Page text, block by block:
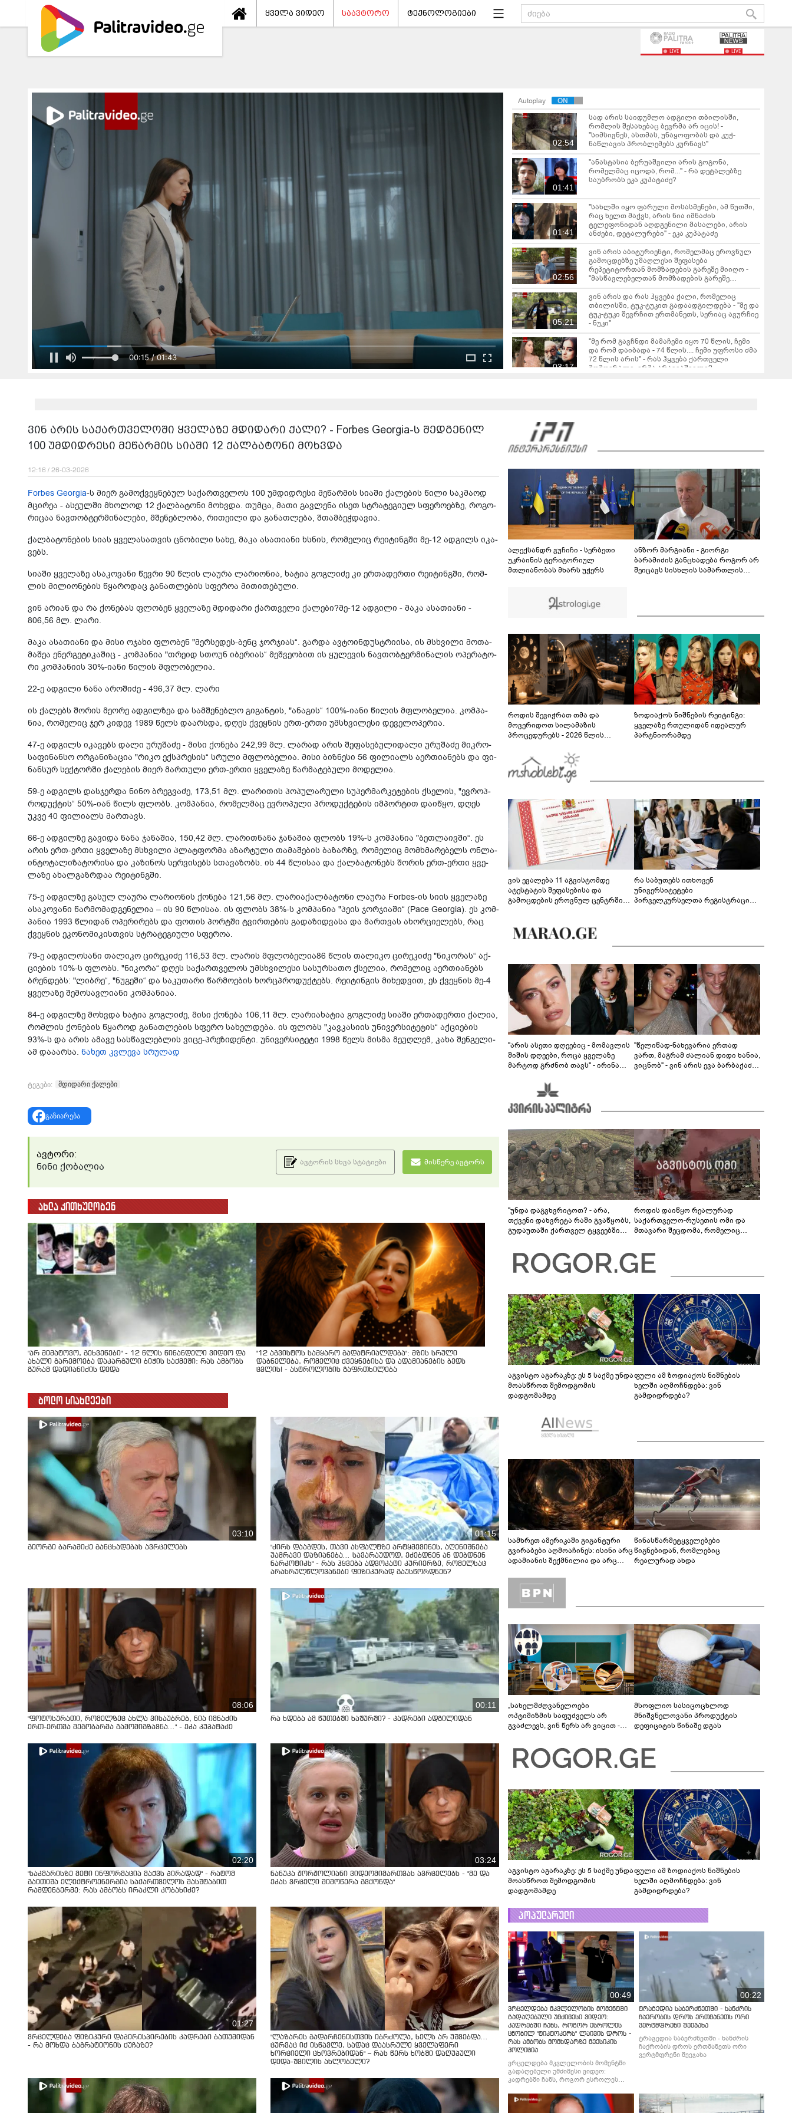
ყველა ვიდეო საავტორო ტექნოლოგიები
LIVE LIVE
00:17 / 01:43
Autoplay
02:54
სად არის საიდუმლო ადგილი თბილისში,
რომლის შესახებაც ბევრმა არ იცის! -
"სიმსივნეს, ასთმას, უნაყოფობას და კუჭ-
ნაწლავის პრობლემებს კურნავს"
01:41
"ანასტასია ბერუაშვილი არის გოგონა,
რომელმაც იცოდა, რომ..." - რა დეტალებზე
საუბრობს ეკა კუპატაძე?
01:41
"სახლში იყო ფარული მოსასმენები, ამ წუთში,
რაც ხელთ მაქვს, არის ნია იმნაძის
ტელეფონიდან აღდგენილი მასალები, არის
ანძები, დეტალურები" - ეკა კუპატაძე
02:56
ვინ არის აბიტურიენტი, რომელმაც ეროვნულ
გამოცდებზე უმაღლესი შეფასება
რეპეტიტორთან მომზადების გარეშე მიიღო -
"მასწავლებელთან მომზადების გარეშე
მაღალი ქულების მიღება შესაძლებელია, თუ..."
05:21
ვინ არის და რას ჰყვება ქალი, რომელიც
თბილისში, ტუკ-ტუკით გადაადგილდება - "მე და
ტუკ-ტუკი შევრჩით ერთმანეთს, სერიაც ავურჩიე
- ნუკი"
03:17
"მე რომ გავჩნდი მამაჩემი იყო 70 წლის, ჩემი
და რომ დაიბადა - 74 წლის.... ჩემი უფროსი ძმა
72 წლის არის" - რას ჰყვება ქართველი
მომღერალი, ირმა არავიაშვილი?
ჰყვება ქალი სკივრის გასაღებზე, რომელიც
04:01
რას ჰყვება 60 წლის აბიტურიენტი? - "ყველას
მინდა ვუთხრა, გაბედონ ის, რისი გაკეთებაც
უნდათ"
02:08
"სათამაშო საჭის გაკეთებას 2 კვირა
მოვანდომე" - გაიცანით 13 წლის
გამომგონებელი ბიჭი, რომელიც ქედის
მუნიციპალიტეტში ცხოვრობს
ვინ არის საქართველოში ყველაზე მდიდარი ქალი? - Forbes Georgia-ს შედგენილ
100 უმდიდრესი მეწარმის სიაში 12 ქალბატონი მოხვდა
12:16 / 26-03-2026
Forbes Georgia-ს მიერ გა­მოქ­ვეყ­ნე­ბულ სა­ქარ­თვე­ლოს 100 უმ­დიდ­რე­სი მე­წარ­მის სი­ა­ში ქა­ლე­ბის წილი საკ­მა­ოდ
მცი­რეა - ასე­ულ­ში მხო­ლოდ 12 ქალ­ბა­ტო­ნი მოხ­ვდა. თუმ­ცა, მათი გავ­ლე­ნა ისეთ სტრა­ტე­გი­ულ სფე­რო­ებ­ზე, რო­გო­
რი­ცაა ნავ­თო­ბტერ­მი­ნა­ლე­ბი, მშე­ნებ­ლო­ბა, რი­თე­ი­ლი და გა­ნათ­ლე­ბა, შთამ­ბეჭ­და­ვია.
ქალ­ბა­ტო­ნე­ბის სიას ყვე­ლა­სათ­ვის ცნო­ბი­ლი სახე, მაკა ასა­თი­ა­ნი ხსნის, რო­მე­ლიც რე­ი­ტინ­გში მე-12 ად­გილს იკა­
ვებს.
სი­ა­ში ყვე­ლა­ზე ასა­კო­ვა­ნი წევ­რი 90 წლის ლა­უ­რა ლა­რი­ო­ნია, ხა­ტია გოგ­ლი­ძე კი ერ­თა­დერ­თი რე­ი­ტინ­გში, რომ­
ლის მი­ლი­ო­ნე­ბის წყა­რო­დაც გა­ნათ­ლე­ბის სფე­როა მი­თი­თე­ბუ­ლი.
ვინ არი­ან და რა ქო­ნე­ბას ფლო­ბენ ყვე­ლა­ზე მდი­და­რი ქარ­თვე­ლი ქა­ლე­ბი?მე-12 ად­გი­ლი - მაკა ასა­თი­ა­ნი -
806,56 მლ. ლარი.
მაკა ასა­თი­ა­ნი და მისი ოჯა­ხი ფლო­ბენ "მერ­სე­დეს-ბენც ჯორ­ჯი­ას“. გარ­და ავ­ტო­ინ­დუსტრი­ი­სა, ის მსხვი­ლი მო­თა­
მა­შეა ენერ­გე­ტი­კა­შიც - კომ­პა­ნია "თრე­იდ სთო­უნ იბე­რი­ას“ მეშ­ვე­ო­ბით ის ყუ­ლე­ვის ნავ­თო­ბტერ­მი­ნა­ლის ოპე­რა­ტო­
რი კომ­პა­ნი­ის 30%-იანი წი­ლის მფლო­ბე­ლია.
22-ე ად­გი­ლი ნანა არო­ში­ძე - 496,37 მლ. ლარი
ის ქა­ლებს შო­რის მე­ო­რე ად­გილ­ზეა და სამ­შე­ნებ­ლო გი­გან­ტის, "ანა­გის“ 100%-იანი წი­ლის მფლო­ბე­ლია. კომ­პა­
ნია, რო­მე­ლიც ჯერ კი­დევ 1989 წელს და­არ­სდა, დღეს ქვეყ­ნის ერთ-ერთი უმ­სხვი­ლე­სი დე­ვე­ლო­პე­რია.
47-ე ად­გილს იკა­ვებს დალი ურუ­შა­ძე - მისი ქო­ნე­ბა 242,99 მლ. ლა­რად არის შე­ფა­სე­ბუ­ლიდალი ურუ­შა­ძე მიკ­რო­
სა­ფი­ნან­სო ორ­გა­ნი­ზა­ცია "რიკო ექ­სპრე­სის“ სრუ­ლი მფლო­ბე­ლია. მისი ბიზ­ნე­სი 56 ფი­ლი­ალს აერ­თი­ა­ნებს და ფი­
ნან­სურ სექ­ტორ­ში ქა­ლე­ბის მიერ მარ­თუ­ლი ერთ-ერთი ყვე­ლა­ზე წარ­მა­ტე­ბუ­ლი მო­დე­ლია.
59-ე ად­გილს დას­ჯერ­და ნინო ბრეგ­ვა­ძე, 173,51 მლ. ლა­რითის პო­პუ­ლა­რუ­ლი სუ­პერ­მარ­კე­ტე­ბის ქსე­ლის, "ევ­როპ­
რო­დუქ­ტის“ 50%-იან წილს ფლობს. კომ­პა­ნია, რო­მელ­მაც ევ­რო­პუ­ლი პრო­დუქ­ტე­ბის იმ­პორ­ტით და­ი­წყო, დღეს
უკვე 40 ფი­ლი­ალს მარ­თავს.
66-ე ად­გილ­ზე გა­ვი­და ნანა ჯა­ნა­შია, 150,42 მლ. ლა­რითნანა ჯა­ნა­შია ფლობს 19%-ს კომ­პა­ნია "ბეთ­ლა­ივ­ში“. ეს
არის ერთ-ერთი ყვე­ლა­ზე მსხვი­ლი პლატ­ფორ­მა აზარ­ტუ­ლი თა­მა­შე­ბის ბა­ზარ­ზე, რო­მე­ლიც მომ­ხმა­რე­ბელს ონ­ლა­
ინ­ტო­ტა­ლი­ზა­ტო­რი­სა და კა­ზი­ნოს სერ­ვი­სებს სთა­ვა­ზობს. ის 44 წლი­საა და ქალ­ბა­ტო­ნებს შო­რის ერთ-ერთი ყვე­
ლა­ზე ახალ­გაზ­რდაა რე­ი­ტინ­გში.
75-ე ად­გილ­ზე გა­სულ ლა­უ­რა ლა­რი­ო­ნის ქო­ნე­ბა 121,56 მლ. ლა­რიაქალ­ბა­ტო­ნი ლა­უ­რა Forbes-ის სიის ყვე­ლა­ზე
ასა­კო­ვა­ნი წარ­მო­მად­გე­ნე­ლია – ის 90 წლი­საა. ის ფლობს 38%-ს კომ­პა­ნია "პეის ჯორ­ჯი­ა­ში“ (Pace Georgia). ეს კომ­
პა­ნია 1993 წლი­დან ოპე­რი­რებს და ფო­თის პორ­ტში ტვირ­თე­ბის გა­და­ზიდ­ვა­სა და მარ­თვას ახორ­ცი­ე­ლებს, რაც
ქვეყ­ნის ეკო­ნო­მი­კის­თვის სტრა­ტე­გი­უ­ლი სფე­როა.
79-ე ად­გი­ლო­სა­ნი თა­ლი­კო ცი­რე­კი­ძე 116,53 მლ. ლა­რის მფლო­ბე­ლია86 წლის თა­ლი­კო ცი­რე­კი­ძე "ნი­კო­რას“ აქ­
ცი­ე­ბის 10%-ს ფლობს. "ნი­კო­რა“ დღეს სა­ქარ­თვე­ლოს უმ­სხვი­ლე­სი სა­სურ­სა­თო ქსე­ლია, რო­მე­ლიც აერ­თი­ა­ნებს
ბრენ­დებს: "ლიბ­რე“, "ნუ­გე­ში“ და სა­კუ­თა­რი წარ­მო­ე­ბის ხორ­ცპ­რო­დუქ­ტებს. რე­ი­ტინ­გის მი­ხედ­ვით, ეს ქვეყ­ნის მე-4
ყვე­ლა­ზე შე­მო­სავ­ლი­ა­ნი კომ­პა­ნი­აა.
84-ე ად­გილ­ზე მოხ­ვდა ხა­ტია გოგ­ლი­ძე, მისი ქო­ნე­ბა 106,11 მლ. ლა­რიახა­ტია გოგ­ლი­ძე სი­ა­ში ერ­თა­დერ­თი ქა­ლია,
რომ­ლის ქო­ნე­ბის წყა­როდ გა­ნათ­ლე­ბის სფე­რო სა­ხელ­დე­ბა. ის ფლობს "კავ­კა­სი­ის უნი­ვერ­სი­ტე­ტის“ აქ­ცი­ე­ბის
93%-ს და არის ამა­ვე სას­წავ­ლებ­ლის ვიცე-პრე­ზი­დენ­ტი. უნი­ვერ­სი­ტე­ტი 1998 წელს მის­მა მე­უღ­ლემ, კახა შენ­გე­ლი­
ამ და­ა­არ­სა. ნახეთ კვლევა სრულად
ტეგები: მდიდარი ქალები
გაზიარება
ავტორი:
ნინი ქობალია
ავტორის სხვა სტატიები მისწერე ავტორს
ახლა კითხულობენ
"არ მიმატოვო, გეხვეწები" - 12 წლის წინანდელი ვიდეო და
ახალი გარემოება დაკარგული ბიჭის საქმეში: რას ამბობს
გურამ დადიანიძის დედა
"12 აგვისტოს სამყარო გადატრიალდება": მზის სრული
დაბნელება, რომელიც ქვეყნებისა და ადამიანების ბედს
ცვლის! - ასტროლოგის გაფრთხილება
ბოლო სიახლეები
03:10
გიორგი ბარამიძე განცხადებას ავრცელებს
01:15
"ძირს დააგდეს, თავი ასფალტზე არტყმევინეს, აღენიშნება
უამრავი დაზიანება... სავარაუდოდ, ეძებდნენ ან დებდნენ
ნარკოტიკს" - რას ჰყვება ადვოკატი კურიერზე, რომელსაც
არასრულწლოვანები ფიზიკურად გაუსწორდნენ?
08:06
"ფოტოსურათი, რომელზეც ახლა ვისაუბრებ, ნია იმნაძის
ერთ-ერთმა მეგობარმა გამომიგზავნა..." - ეკა კუპატაძე
00:11
რა ხდება ამ წუთებში ხაშურში? - კადრები ადგილიდან
02:20
"საკმარისზე მეტი ინფორმაცია მაქვს პირადად" - რატომ
გაითიშა ელექტროენერგია საქართველოს მასშტაბით
რამდენჯერმე: რას ამბობს ირაკლი კობახიძე?
03:24
ნანუკა ჟორჟოლიანი ვიდეომიმართვას ავრცელებს - "მე და
ეკას ვრცელი მიმოწერა გვქონდა"
01:27
ვრცელდება ფიზიკური დაპირისპირების კადრები ბათუმიდან
- რა მოხდა ბაგრატიონის ქუჩაზე?
"ლაზარეს გადარჩენისთვის იბრძოლა, ხელს არ უშვებდა…
ცურვაც იქ ისწავლე, სადაც დაასრულე ყველაფერი
ხორციელი ცხოვრებიდან" – რას წერს ხობში დაღუპული
დედა-შვილის ახლობელი?
ალექსანდრ ვუჩიჩი - სერბეთი
უკრაინის ტერიტორიულ
მთლიანობას მხარს უჭერს
ანზორ მარგიანი - გიორგი
ბარამიძის განცხადება როგორ არ
შეიცავს სისხლის სამართლის
როდის შევიჭრათ თმა და
მოვერიდოთ სილამაზის
პროცედურებს - 2026 წლის
გზამკვლევი
ზოდიაქოს ნიშნების რეიტინგი:
ყველაზე რთულიდან იდეალურ
პარტნიორამდე
ვის ევალება 11 აგვისტომდე
ატესტატის შეფასებისა და
გამოცდების ეროვნულ ცენტრში
რა საბუთებს ითხოვენ
უნივერსიტეტები
პირველკურსელთა რეგისტრაციის
"არის ასეთი დღეებიც - მომავლის
შიშის დღეები, როცა ყველაზე
მარტოდ გრძნობ თავს" - ირინა
"წელიწად-ნახევარია ერთად
ვართ, მაგრამ ძალიან დიდი ხანია,
ვიცნობ" - ვინ არის ევა ბარბაქაძის
"უნდა დაგვხვრიტოთ? - არა,
თქვენი დახვრეტა რაში გვაწყობს,
გუდაუთაში ქართველ ტყვეებში
როდის დაიწყო რეალურად
საქართველო-რუსეთის ომი და
მთავარი შეცდომა, რომელიც
აგვისტო აგარაკზე: ეს 5 საქმე უნდა
მოასწროთ შემოდგომის
დადგომამდე
ფული ამ ზოდიაქოს ნიშნების
ხელში აღმოჩნდება: ვინ
გამდიდრდება?
სამხრეთ ამერიკაში გიგანტური
გვირაბები აღმოაჩინეს: ისინი არც
ადამიანის შექმნილია და არც
ლაბირინთები?
წინასწარმეტყველებები
წიგნებიდან, რომლებიც
რეალურად ახდა
„სახელმძღვანელოები
ოპტიმიზმის საფუძველს არ
გვაძლევს, ვინ წერს არ ვიცით -
უკეთ გამოყენება“ - განათლების
სისტემის გამოწვევები
მსოფლიო სასიცოცხლოდ
მნიშვნელოვანი პროდუქტის
დეფიციტის წინაშე დგას
აგვისტო აგარაკზე: ეს 5 საქმე უნდა
მოასწროთ შემოდგომის
დადგომამდე
ფული ამ ზოდიაქოს ნიშნების
ხელში აღმოჩნდება: ვინ
გამდიდრდება?
პოპულარული
00:49
ვრცელდება მკვლელობის მომენტში
გადაღებული უმძიმესი ვიდეო:
კადრებში ჩანს, როგორ ესროლეს
ცნობილ "ტიკტოკერს" ლაივის დროს -
რას ამბობს მომხდარზე მექსიკის
პოლიცია
ვრცელდება მკვლელობის მომენტში
გადაღებული უმძიმესი ვიდეო:
კადრებში ჩანს, როგორ ესროლეს
რას ამბობს მომხდარზე მექსიკის
პოლიცია
00:22
ტრაგედია საბერძნეთში - ხანძრის
ჩაქრობის დროს ერთმანეთს ორი
ვერტმფრენი შეეჯახა
ტრაგედია საბერძნეთში - ხანძრის
ჩაქრობის დროს ერთმანეთს ორი
ვერტმფრენი შეეჯახა